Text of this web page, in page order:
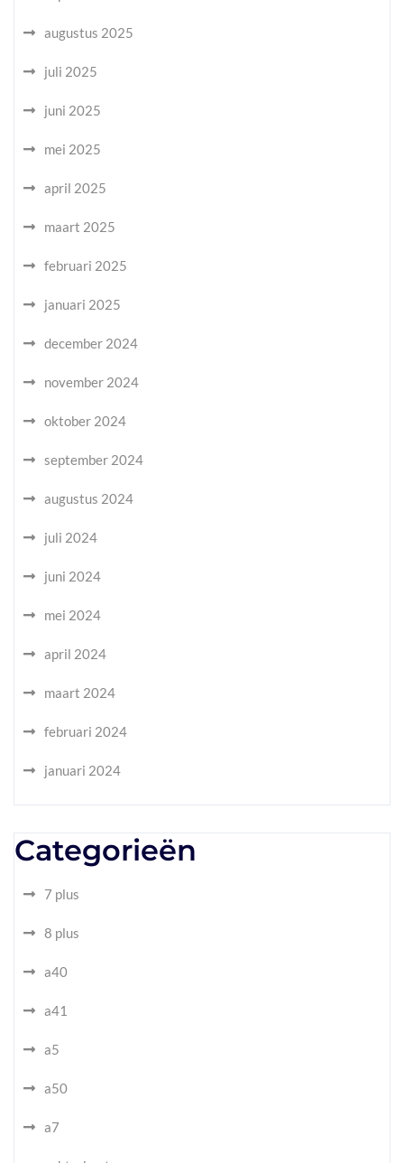
augustus 2025
juli 2025
juni 2025
mei 2025
april 2025
maart 2025
februari 2025
januari 2025
december 2024
november 2024
oktober 2024
september 2024
augustus 2024
juli 2024
juni 2024
mei 2024
april 2024
maart 2024
februari 2024
januari 2024
Categorieën
7 plus
8 plus
a40
a41
a5
a50
a7